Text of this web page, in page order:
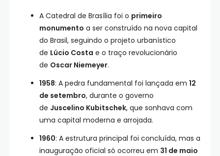
A Catedral de Brasília foi o primeiro
monumento a ser construído na nova capital
do Brasil, seguindo o projeto urbanístico
de Lúcio Costa e o traço revolucionário
de Oscar Niemeyer.
1958: A pedra fundamental foi lançada em 12
de setembro, durante o governo
de Juscelino Kubitschek, que sonhava com
uma capital moderna e arrojada.
1960: A estrutura principal foi concluída, mas a
inauguração oficial só ocorreu em 31 de maio